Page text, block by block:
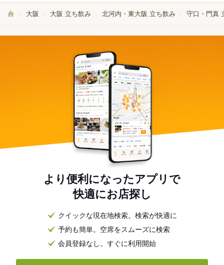
大阪 大阪 立ち飲み 北河内・東大阪 立ち飲み 守口・門真
より便利になったアプリで
快適にお店探し
クイックな現在地検索。検索が快適に
予約も簡単。空席をスムーズに検索
会員登録なし。すぐに利用開始